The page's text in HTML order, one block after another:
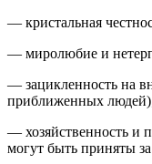
— кристальная
— миролюбие и
— зацикленность на
приближенных
— хозяйственность и
могут быть приняты